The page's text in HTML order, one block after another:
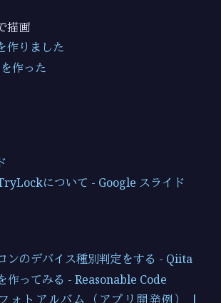
描画
作りました
作った
について - Google スライド
のデバイス種別判定をする - Qiita
ってみる - Reasonable Code
ォトアルバム（アプリ開発例） |